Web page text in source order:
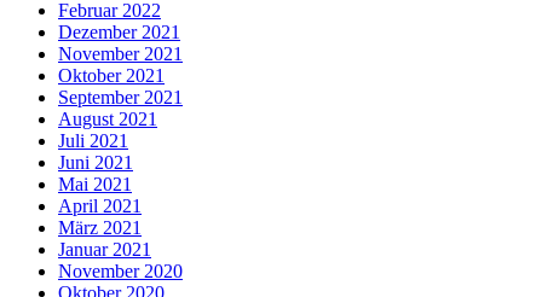
Februar 2022
Dezember 2021
November 2021
Oktober 2021
September 2021
August 2021
Juli 2021
Juni 2021
Mai 2021
April 2021
März 2021
Januar 2021
November 2020
Oktober 2020